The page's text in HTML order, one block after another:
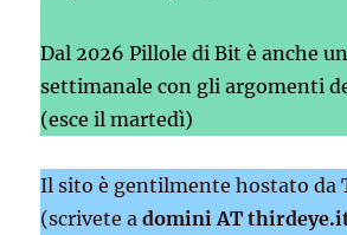
Dal 2026 Pillole di Bit è anche
settimanale con gli argomenti
(esce il martedì)
Il sito è gentilmente hostato da
(scrivete adomini AT